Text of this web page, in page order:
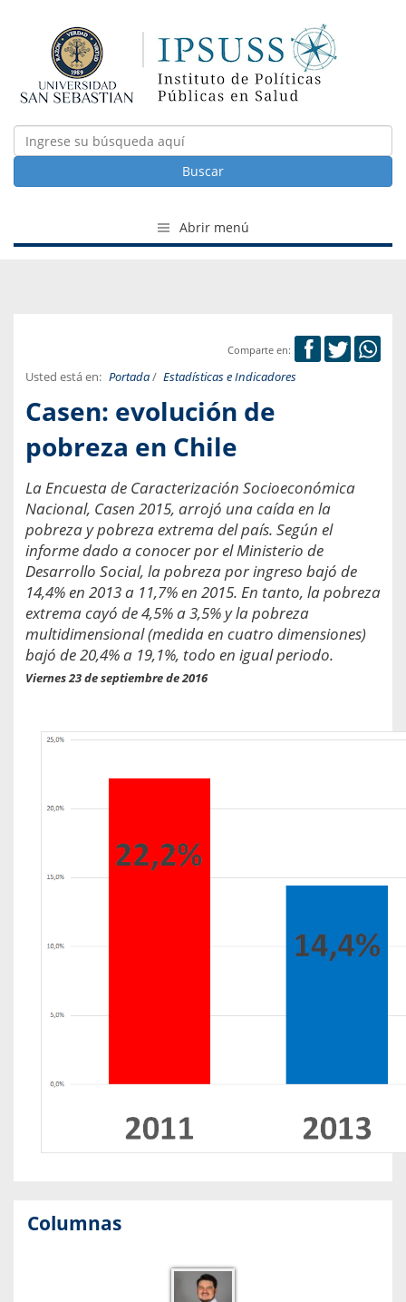
Buscar
Abrir menú
Comparte en:
Usted está en: Portada/ Estadísticas e Indicadores
Casen: evolución de
pobreza en Chile
La Encuesta de Caracterización Socioeconómica
Nacional, Casen 2015, arrojó una caída en la
pobreza y pobreza extrema del país. Según el
informe dado a conocer por el Ministerio de
Desarrollo Social, la pobreza por ingreso bajó de
14,4% en 2013 a 11,7% en 2015. En tanto, la pobreza
extrema cayó de 4,5% a 3,5% y la pobreza
multidimensional (medida en cuatro dimensiones)
bajó de 20,4% a 19,1%, todo en igual periodo.
Viernes 23 de septiembre de 2016
Columnas